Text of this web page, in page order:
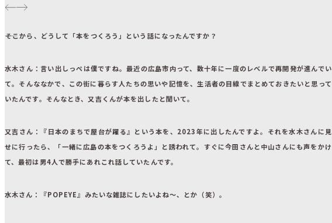
――そこから、どうして「本をつくろう」という話になったんですか？
水木さん ：言い出しっぺは僕ですね。最近の広島市内って、数十年に一度のレベルで再開発が進んでい
て。そんななかで、この街に暮らす人たちの思いや記憶を、生活者の目線でまとめておきたいと思って
いたんです。そんなとき、又吉くんが本を出したと聞いて。
又吉さん ：『日本のまちで屋台が躍る』という本を、2023年に出したんですよ。それを水木さんに見
せに行ったら、「一緒に広島の本をつくろうよ」と誘われて。すぐに今田さんと中山さんにも声をかけ
て、最初は男4人で勝手にあれこれ話していたんです。
水木さん ：『POPEYE』みたいな雑誌にしたいよね～、とか（笑）。